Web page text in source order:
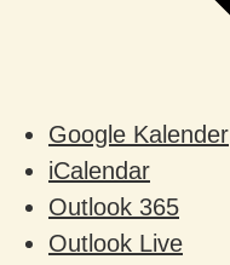
Google Kalender
iCalendar
Outlook 365
Outlook Live